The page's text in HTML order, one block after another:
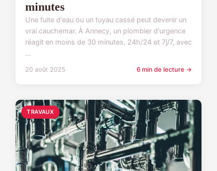
minutes
Une fuite d'eau ou un tuyau cassé peut devenir un
vrai cauchemar. À Annecy, un plombier d'urgence
réagit en moins de 30 minutes, 24h/24 et 7j/7, avec
...
20 août 2025 6 min de lecture →
TRAVAUX